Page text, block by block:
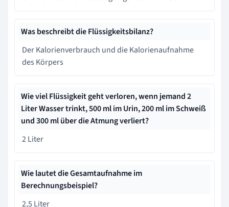
Was beschreibt die Flüssigkeitsbilanz?
Der Kalorienverbrauch und die Kalorienaufnahme
des Körpers
Wie viel Flüssigkeit geht verloren, wenn jemand 2
Liter Wasser trinkt, 500 ml im Urin, 200 ml im Schweiß
und 300 ml über die Atmung verliert?
2 Liter
Wie lautet die Gesamtaufnahme im
Berechnungsbeispiel?
2,5 Liter